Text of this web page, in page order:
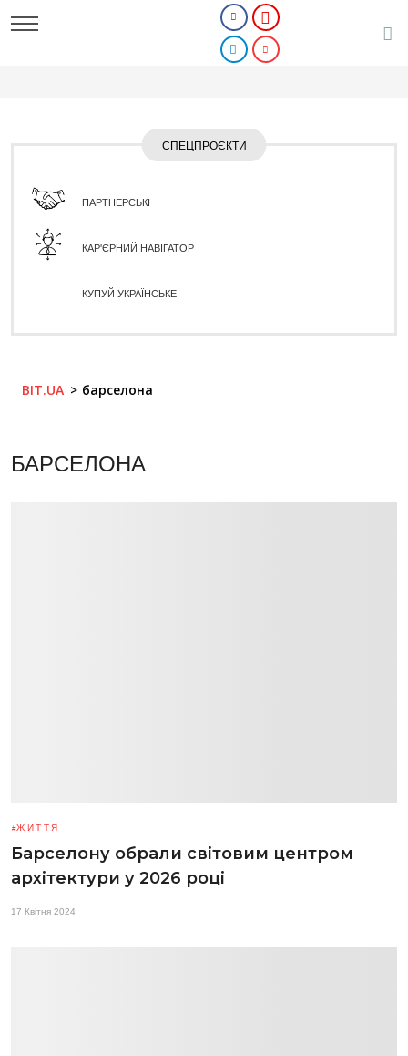
СПЕЦПРОЄКТИ
ПАРТНЕРСЬКІ
КАР'ЄРНИЙ НАВІГАТОР
КУПУЙ УКРАЇНСЬКЕ
BIT.UA барселона
БАРСЕЛОНА
ЖИТТЯ
Барселону обрали світовим центром
архітектури у 2026 році
17 Квітня 2024